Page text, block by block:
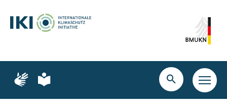
Hauptinhalt
springen
Suche
springen
Hauptnavigation
springen
Zur
Seite
Gebärdensprache
Zur
Seite
leichte
Suche
öffnen